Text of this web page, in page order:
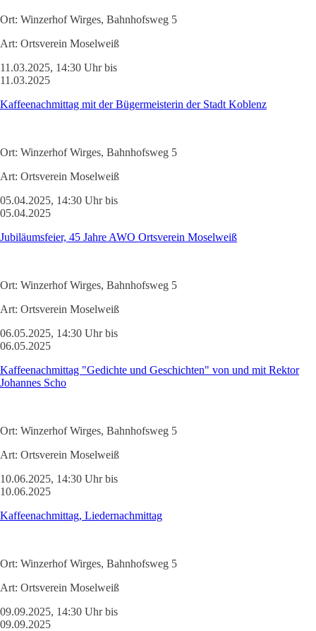
Ort: Winzerhof Wirges, Bahnhofsweg 5
Art: Ortsverein Moselweiß
11.03.2025, 14:30 Uhr bis
11.03.2025
Kaffeenachmittag mit der Bügermeisterin der Stadt Koblenz
Ort: Winzerhof Wirges, Bahnhofsweg 5
Art: Ortsverein Moselweiß
05.04.2025, 14:30 Uhr bis
05.04.2025
Jubiläumsfeier, 45 Jahre AWO Ortsverein Moselweiß
Ort: Winzerhof Wirges, Bahnhofsweg 5
Art: Ortsverein Moselweiß
06.05.2025, 14:30 Uhr bis
06.05.2025
Kaffeenachmittag "Gedichte und Geschichten" von und mit Rektor
Johannes Scho
Ort: Winzerhof Wirges, Bahnhofsweg 5
Art: Ortsverein Moselweiß
10.06.2025, 14:30 Uhr bis
10.06.2025
Kaffeenachmittag, Liedernachmittag
Ort: Winzerhof Wirges, Bahnhofsweg 5
Art: Ortsverein Moselweiß
09.09.2025, 14:30 Uhr bis
09.09.2025